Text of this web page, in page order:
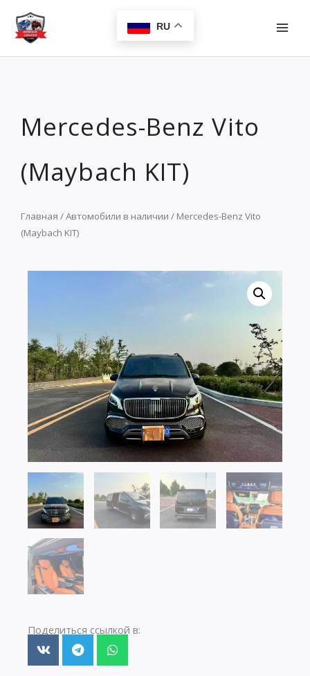
Перейти
содержимому
RU
Mercedes-Benz Vito
(Maybach KIT)
Главная /Автомобили в наличии / Mercedes-Benz Vito
(Maybach KIT)
Поделиться ссылкой в: